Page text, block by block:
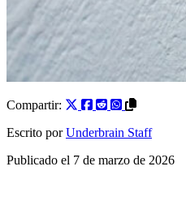
Compartir:
Escrito por Underbrain Staff
Publicado el 7 de marzo de 2026